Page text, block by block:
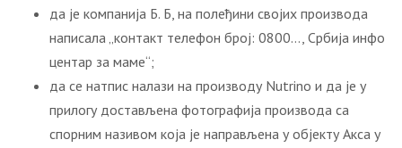
да је компанија Б. Б, на полеђини својих производа
написала „контакт телефон број: 0800…, Србија инфо
центар за маме“;
да се натпис налази на производу Nutrino и да је у
прилогу достављена фотографија производа са
спорним називом која је направљена у објекту Акса у